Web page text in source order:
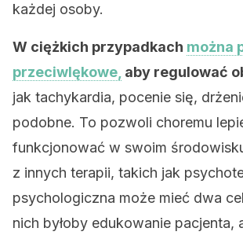
każdej osoby.
W ciężkich przypadkach można
przeciwlękowe, aby regulować
jak tachykardia, pocenie się,
podobne. To pozwoli choremu
funkcjonować w swoim
z innych terapii, takich jak
psychologiczna może mieć dwa
nich byłoby edukowanie pacjenta,